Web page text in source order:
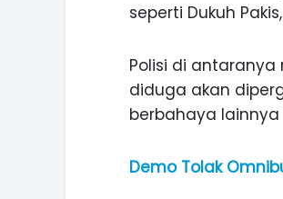
seperti Dukuh
Polisi di
diduga akan
berbahaya
Demo Tolak